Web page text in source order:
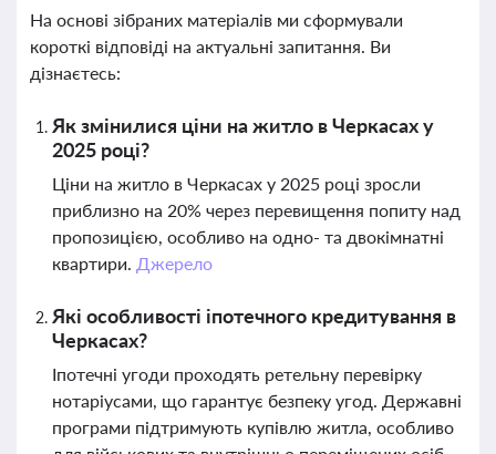
На основі зібраних матеріалів ми сформували
короткі відповіді на актуальні запитання. Ви
дізнаєтесь:
Як змінилися ціни на житло в Черкасах у
2025 році?
Ціни на житло в Черкасах у 2025 році зросли
приблизно на 20% через перевищення попиту над
пропозицією, особливо на одно- та двокімнатні
квартири. Джерело
Які особливості іпотечного кредитування в
Черкасах?
Іпотечні угоди проходять ретельну перевірку
нотаріусами, що гарантує безпеку угод. Державні
програми підтримують купівлю житла, особливо